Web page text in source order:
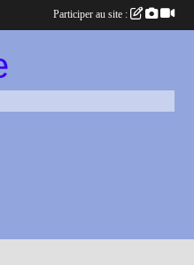
Participer au site :